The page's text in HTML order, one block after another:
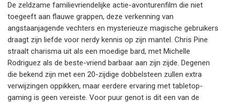
De zeldzame familievriendelijke actie-avonturenfilm die niet
toegeeft aan flauwe grappen, deze verkenning van
angstaanjagende vechters en mysterieuze magische gebruikers
draagt zijn liefde voor nerdy kennis op zijn mantel. Chris Pine
straalt charisma uit als een moedige bard, met Michelle
Rodriguez als de beste-vriend barbaar aan zijn zijde. Degenen
die bekend zijn met een 20-zijdige dobbelsteen zullen extra
verwijzingen oppikken, maar eerdere ervaring met tabletop-
gaming is geen vereiste. Voor puur genot is dit een van de